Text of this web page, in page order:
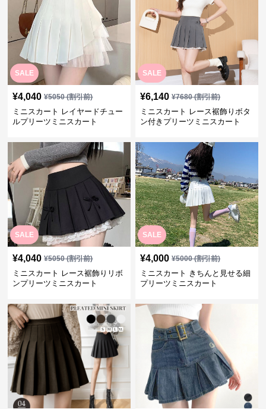
SALE
¥4,040 ¥5050(割引前)
ミニスカート レイヤードチュー
ルプリーツミニスカート
SALE
¥6,140 ¥7680(割引前)
ミニスカート レース裾飾りボタ
ン付きプリーツミニスカート
SALE
¥4,040 ¥5050(割引前)
ミニスカート レース裾飾りリボ
ンプリーツミニスカート
SALE
¥4,000 ¥5000(割引前)
ミニスカート きちんと見せる細
プリーツミニスカート